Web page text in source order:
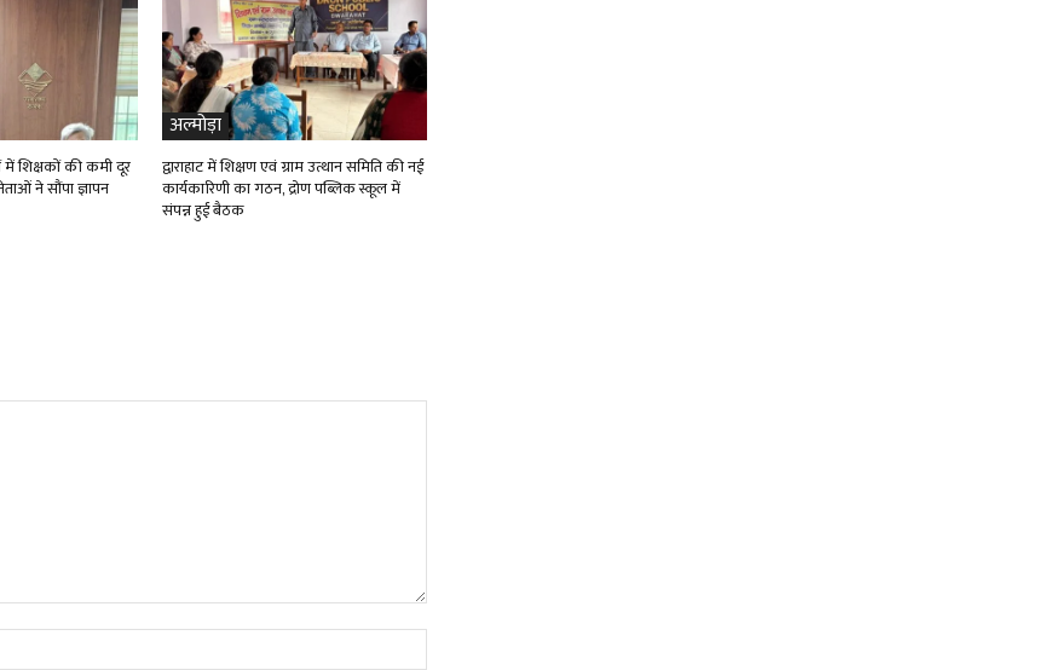
में शिक्षकों की कमी दूर
ने सौंपा ज्ञापन
अल्मोड़ा
द्वाराहाट में शिक्षण एवं ग्राम उत्थान समिति की नई
कार्यकारिणी का गठन, द्रोण पब्लिक स्कूल में
संपन्न हुई बैठक
Name:*